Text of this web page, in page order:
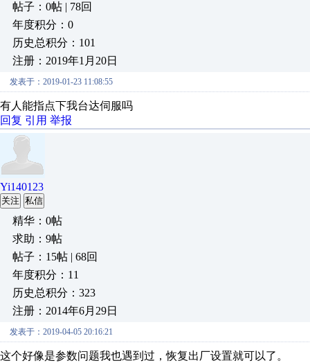
帖子：0帖 | 78回
年度积分：0
历史总积分：101
注册：2019年1月20日
发表于：2019-01-23 11:08:55
有人能指点下我台达伺服吗
回复 引用 举报
Yi140123
关注 私信
精华：0帖
求助：9帖
帖子：15帖 | 68回
年度积分：11
历史总积分：323
注册：2014年6月29日
发表于：2019-04-05 20:16:21
这个好像是参数问题我也遇到过，恢复出厂设置就可以了。